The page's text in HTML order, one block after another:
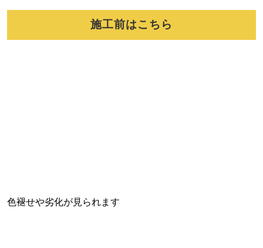
施工前はこちら
色褪せや劣化が見られます